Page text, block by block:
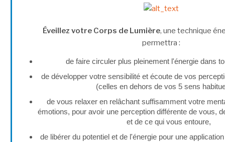
Éveillez votre Corps de Lumière, une technique
permettra :
de faire circuler plus pleinement l'énergie dans
de développer votre sensibilité et écoute de vos
(celles en dehors de vos 5 sens
de vous relaxer en relâchant suffisamment votre
émotions, pour avoir une perception différente de vous,
et de ce qui vous entoure,
de libérer du potentiel et de l'énergie pour une